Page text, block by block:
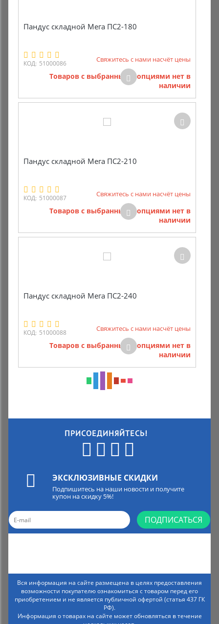
Пандус складной Мега ПС2-180
КОД: 51000086 Свяжитесь с нами насчёт цены
Товаров с выбранными опциями нет в
наличии
Пандус складной Мега ПС2-210
КОД: 51000087 Свяжитесь с нами насчёт цены
Товаров с выбранными опциями нет в
наличии
Пандус складной Мега ПС2-240
КОД: 51000088 Свяжитесь с нами насчёт цены
Товаров с выбранными опциями нет в
наличии
ПРИСОЕДИНЯЙТЕСЬ!
ЭКСКЛЮЗИВНЫЕ СКИДКИ
Подпишитесь на наши новости и получите
купон на скидку 5%!
ПОДПИСАТЬСЯ
Вся информация на сайте размещена в целях предоставления
возможности покупателю ознакомиться с товаром перед его
приобретением и не является публичной офертой (статья 437 ГК
РФ).
Информация о товарах на сайте может обновляться в течение